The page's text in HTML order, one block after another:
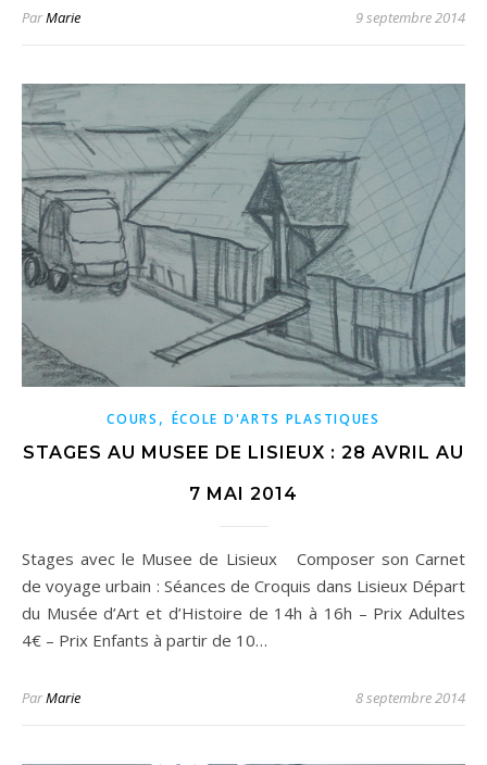
ParMarie 9 septembre 2014
COURS , ÉCOLE D'ARTS PLASTIQUES
STAGES AU MUSEE DE LISIEUX : 28 AVRIL AU
7 MAI 2014
Stages avec le Musee de Lisieux Composer son Carnet
de voyage urbain : Séances de Croquis dans Lisieux Départ
du Musée d’Art et d’Histoire de 14h à 16h – Prix Adultes
4€ – Prix Enfants à partir de 10…
ParMarie 8 septembre 2014